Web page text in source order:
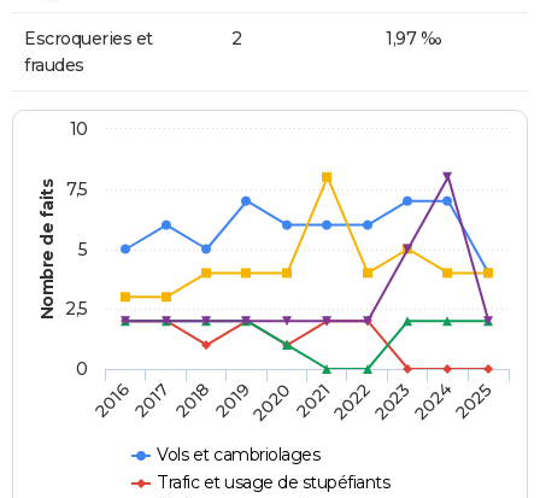
Escroqueries et
fraudes
2 1,97 ‰
Nombre de faits
Vols et cambriolages
Trafic et usage de stupéfiants
20162017 20182019202020212022202320242025
0
2,5
5
7,5
10